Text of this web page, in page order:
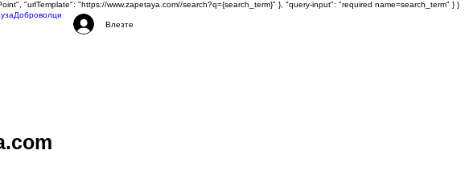
"urlTemplate": "https://www.zapetaya.com//search?q={search_term}" }, "query-input": "required name=search_term" } }
Доброволци
Влезте